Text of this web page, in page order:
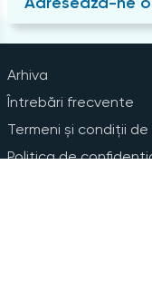
Arhiva
Întrebări frecvente
Termeni și condiții
Politica de